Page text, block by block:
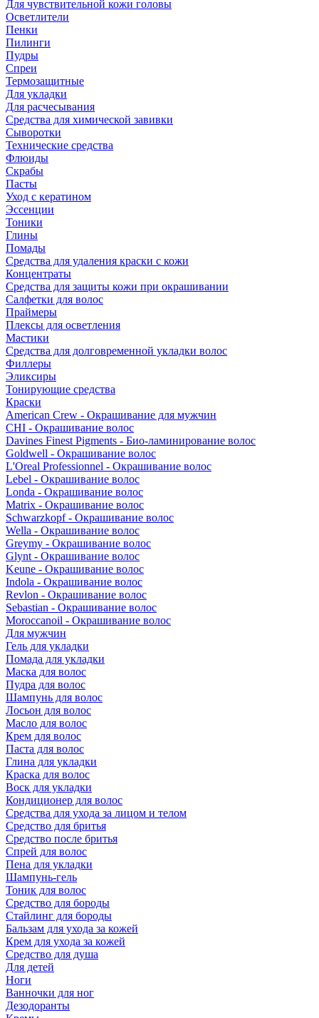
Для чувствительной кожи головы
Осветлители
Пенки
Пилинги
Пудры
Спреи
Термозащитные
Для укладки
Для расчесывания
Средства для химической завивки
Сыворотки
Технические средства
Флюиды
Скрабы
Пасты
Уход с кератином
Эссенции
Тоники
Глины
Помады
Средства для удаления краски с кожи
Концентраты
Средства для защиты кожи при окрашивании
Салфетки для волос
Праймеры
Плексы для осветления
Мастики
Средства для долговременной укладки волос
Филлеры
Эликсиры
Тонирующие средства
Краски
American Crew - Окрашивание для мужчин
CHI - Окрашивание волос
Davines Finest Pigments - Био-ламинирование волос
Goldwell - Окрашивание волос
L'Oreal Professionnel - Окрашивание волос
Lebel - Окрашивание волос
Londa - Окрашивание волос
Matrix - Окрашивание волос
Schwarzkopf - Окрашивание волос
Wella - Окрашивание волос
Greymy - Окрашивание волос
Glynt - Окрашивание волос
Keune - Окрашивание волос
Indola - Окрашивание волос
Revlon - Окрашивание волос
Sebastian - Окрашивание волос
Moroccanoil - Окрашивание волос
Для мужчин
Гель для укладки
Помада для укладки
Маска для волос
Пудра для волос
Шампунь для волос
Лосьон для волос
Масло для волос
Крем для волос
Паста для волос
Глина для укладки
Краска для волос
Воск для укладки
Кондиционер для волос
Средства для ухода за лицом и телом
Средство для бритья
Средство после бритья
Спрей для волос
Пена для укладки
Шампунь-гель
Тоник для волос
Средство для бороды
Стайлинг для бороды
Бальзам для ухода за кожей
Крем для ухода за кожей
Средство для душа
Для детей
Ноги
Ванночки для ног
Дезодоранты